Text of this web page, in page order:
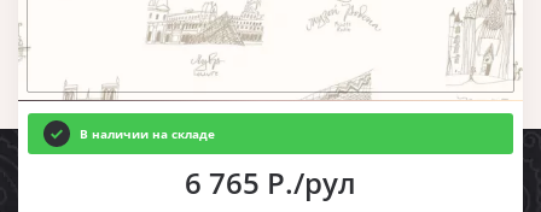
В наличии на складе
6 765 Р./рул